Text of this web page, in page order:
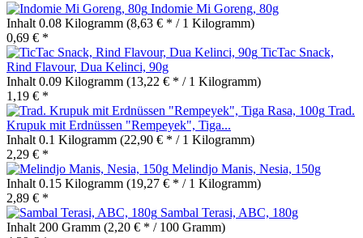
Indomie Mi Goreng, 80g
Inhalt 0.08 Kilogramm (8,63 € * / 1 Kilogramm)
0,69 € *
TicTac Snack,
Rind Flavour, Dua Kelinci, 90g
Inhalt 0.09 Kilogramm (13,22 € * / 1 Kilogramm)
1,19 € *
Trad.
Krupuk mit Erdnüssen "Rempeyek", Tiga...
Inhalt 0.1 Kilogramm (22,90 € * / 1 Kilogramm)
2,29 € *
Melindjo Manis, Nesia, 150g
Inhalt 0.15 Kilogramm (19,27 € * / 1 Kilogramm)
2,89 € *
Sambal Terasi, ABC, 180g
Inhalt 200 Gramm (2,20 € * / 100 Gramm)